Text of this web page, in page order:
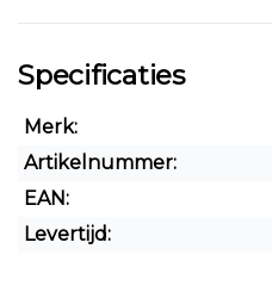
Specificaties
Merk:
Artikelnummer:
EAN:
Levertijd: